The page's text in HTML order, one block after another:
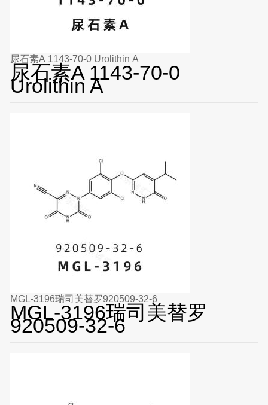
尿石素A 1143-70-0 Urolithin A
尿石素A 1143-70-0
Urolithin A
MGL-3196瑞司美替罗920509-32-6
MGL-3196瑞司美替罗
920509-32-6